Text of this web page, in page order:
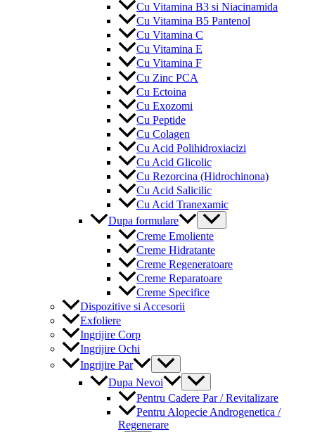
Cu Vitamina B3 si Niacinamida
Cu Vitamina B5 Pantenol
Cu Vitamina C
Cu Vitamina E
Cu Vitamina F
Cu Zinc PCA
Cu Ectoina
Cu Exozomi
Cu Peptide
Cu Colagen
Cu Acid Polihidroxiacizi
Cu Acid Glicolic
Cu Rezorcina (Hidrochinona)
Cu Acid Salicilic
Cu Acid Tranexamic
Dupa formulare
Menu
Toggle
Creme Emoliente
Creme Hidratante
Creme Regeneratoare
Creme Reparatoare
Creme Specifice
Dispozitive si Accesorii
Exfoliere
Ingrijire Corp
Ingrijire Ochi
Ingrijire Par
Menu
Toggle
Dupa Nevoi
Menu
Toggle
Pentru Cadere Par / Revitalizare
Pentru Alopecie Androgenetica /
Regenerare